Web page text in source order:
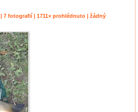
| 7 fotografií | 1711× prohlédnuto | žádný